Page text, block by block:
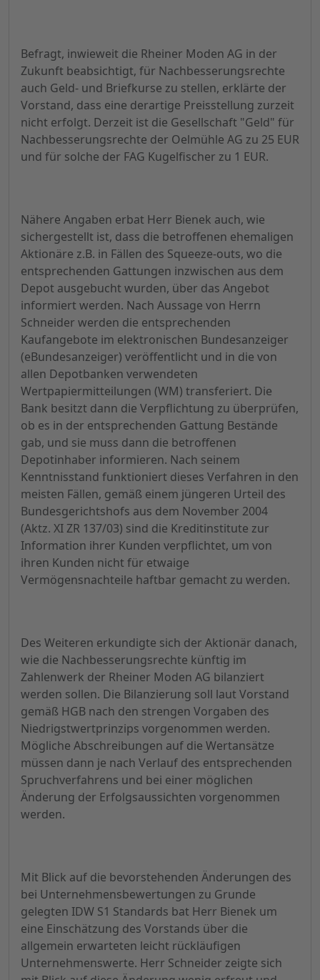
Befragt, inwieweit die Rheiner Moden AG in der
Zukunft beabsichtigt, für Nachbesserungsrechte
auch Geld- und Briefkurse zu stellen, erklärte der
Vorstand, dass eine derartige Preisstellung zurzeit
nicht erfolgt. Derzeit ist die Gesellschaft "Geld" für
Nachbesserungsrechte der Oelmühle AG zu 25 EUR
und für solche der FAG Kugelfischer zu 1 EUR.
Nähere Angaben erbat Herr Bienek auch, wie
sichergestellt ist, dass die betroffenen ehemaligen
Aktionäre z.B. in Fällen des Squeeze-outs, wo die
entsprechenden Gattungen inzwischen aus dem
Depot ausgebucht wurden, über das Angebot
informiert werden. Nach Aussage von Herrn
Schneider werden die entsprechenden
Kaufangebote im elektronischen Bundesanzeiger
(eBundesanzeiger) veröffentlicht und in die von
allen Depotbanken verwendeten
Wertpapiermitteilungen (WM) transferiert. Die
Bank besitzt dann die Verpflichtung zu überprüfen,
ob es in der entsprechenden Gattung Bestände
gab, und sie muss dann die betroffenen
Depotinhaber informieren. Nach seinem
Kenntnisstand funktioniert dieses Verfahren in den
meisten Fällen, gemäß einem jüngeren Urteil des
Bundesgerichtshofs aus dem November 2004
(Aktz. XI ZR 137/03) sind die Kreditinstitute zur
Information ihrer Kunden verpflichtet, um von
ihren Kunden nicht für etwaige
Vermögensnachteile haftbar gemacht zu werden.
Des Weiteren erkundigte sich der Aktionär danach,
wie die Nachbesserungsrechte künftig im
Zahlenwerk der Rheiner Moden AG bilanziert
werden sollen. Die Bilanzierung soll laut Vorstand
gemäß HGB nach den strengen Vorgaben des
Niedrigstwertprinzips vorgenommen werden.
Mögliche Abschreibungen auf die Wertansätze
müssen dann je nach Verlauf des entsprechenden
Spruchverfahrens und bei einer möglichen
Änderung der Erfolgsaussichten vorgenommen
werden.
Mit Blick auf die bevorstehenden Änderungen des
bei Unternehmensbewertungen zu Grunde
gelegten IDW S1 Standards bat Herr Bienek um
eine Einschätzung des Vorstands über die
allgemein erwarteten leicht rückläufigen
Unternehmenswerte. Herr Schneider zeigte sich